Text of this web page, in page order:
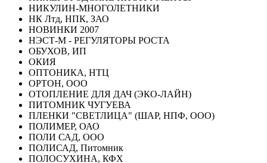
НИКУЛИН-МНОГОЛЕТНИКИ
НК Лтд, НПК, ЗАО
НОВИНКИ 2007
НЭСТ-М - РЕГУЛЯТОРЫ РОСТА
ОБУХОВ, ИП
ОКИЯ
ОПТОНИКА, НТЦ
ОРТОН, ООО
ОТОПЛЕНИЕ ДЛЯ ДАЧ (ЭКО-ЛАЙН)
ПИТОМНИК ЧУГУЕВА
ПЛЕНКИ "СВЕТЛИЦА" (ШАР, НПФ, ООО)
ПОЛИМЕР, ОАО
ПОЛИ САД, ООО
ПОЛИСАД, Питомник
ПОЛОСУХИНА, КФХ